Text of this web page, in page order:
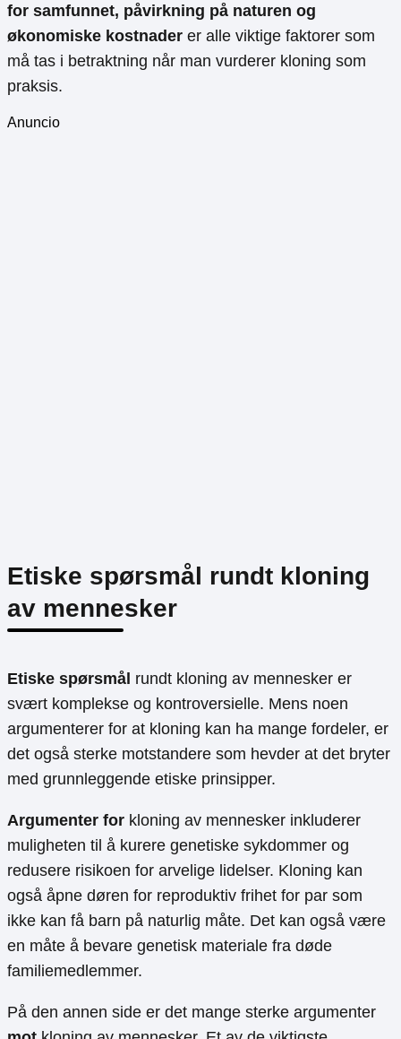
for samfunnet, påvirkning på naturen og
økonomiske kostnader er alle viktige faktorer som
må tas i betraktning når man vurderer kloning som
praksis.
Anuncio
Etiske spørsmål rundt kloning
av mennesker
Etiske spørsmål rundt kloning av mennesker er
svært komplekse og kontroversielle. Mens noen
argumenterer for at kloning kan ha mange fordeler, er
det også sterke motstandere som hevder at det bryter
med grunnleggende etiske prinsipper.
Argumenter for kloning av mennesker inkluderer
muligheten til å kurere genetiske sykdommer og
redusere risikoen for arvelige lidelser. Kloning kan
også åpne døren for reproduktiv frihet for par som
ikke kan få barn på naturlig måte. Det kan også være
en måte å bevare genetisk materiale fra døde
familiemedlemmer.
På den annen side er det mange sterke argumenter